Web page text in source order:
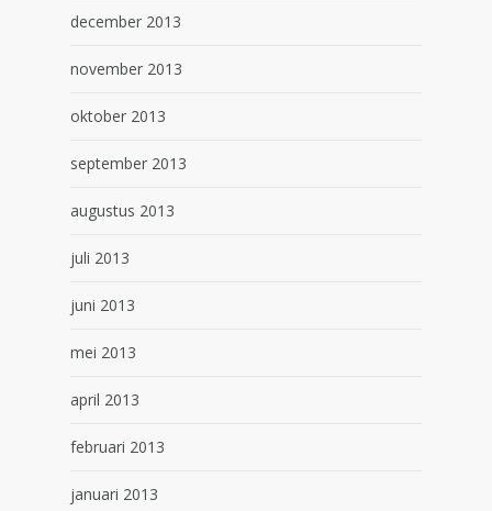
december 2013
november 2013
oktober 2013
september 2013
augustus 2013
juli 2013
juni 2013
mei 2013
april 2013
februari 2013
januari 2013